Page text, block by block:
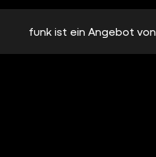
funk ist ein Angebot von